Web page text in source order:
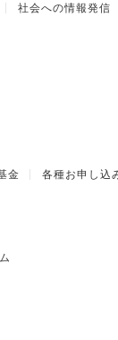
社会への情報発信
金 各種お申し込